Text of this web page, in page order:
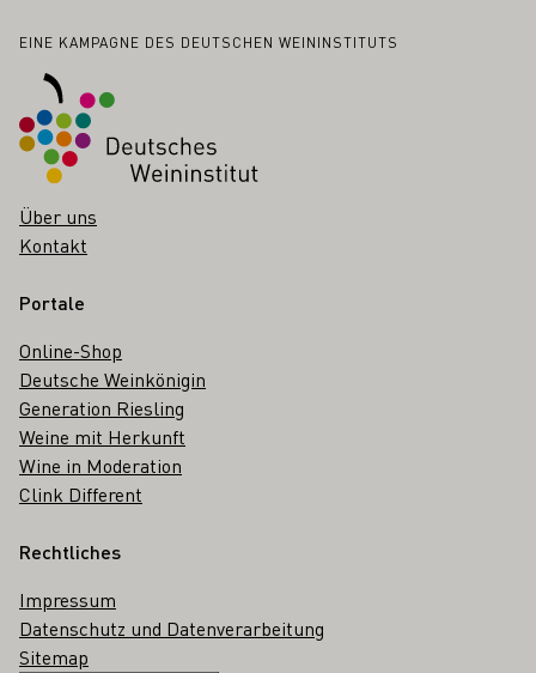
Fußbereich
EINE KAMPAGNE DES DEUTSCHEN WEININSTITUTS
Über uns
Kontakt
Portale
Online-Shop
Deutsche Weinkönigin
Generation Riesling
Weine mit Herkunft
Wine in Moderation
Clink Different
Rechtliches
Impressum
Datenschutz und Datenverarbeitung
Sitemap